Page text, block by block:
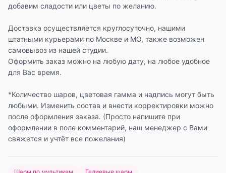
добавим сладости или цветы по желанию.
Доставка осуществляется круглосуточно, нашими
штатными курьерами по Москве и МО, также возможен
самовывоз из нашей студии.
Оформить заказ можно на любую дату, на любое удобное
для Вас время.
*Количество шаров, цветовая гамма и надпись могут быть
любыми. Изменить состав и внести корректировки можно
после оформления заказа. (Просто напишите при
оформлении в поле комментарий, наш менеджер с Вами
свяжется и учтёт все пожелания)